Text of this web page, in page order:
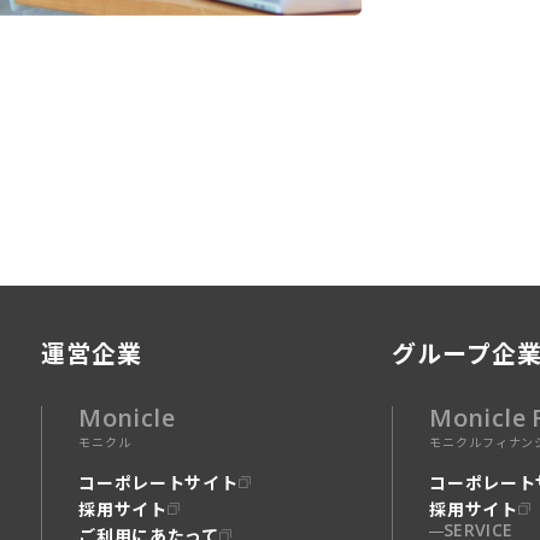
運営企業
Monicle
モニクル
コーポレートサイト
採用サイト
グループ企
Monicle
モニクルフィナン
コーポレー
採用サイト
SERVICE